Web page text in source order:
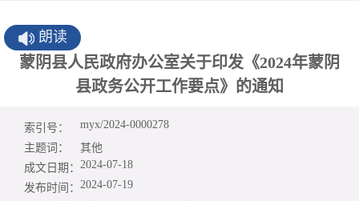
朗读
蒙阴县人民政府办公室关于印发《2024年蒙阴
县政务公开工作要点》的通知
索引号：
myx/2024-0000278
主题词：
其他
成文日期： 2024-07-18
发布时间： 2024-07-19